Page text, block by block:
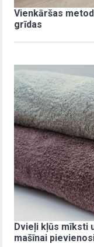
Vienkāršas
grīdas
Dvieļi kļūs mīksti
mašīnai